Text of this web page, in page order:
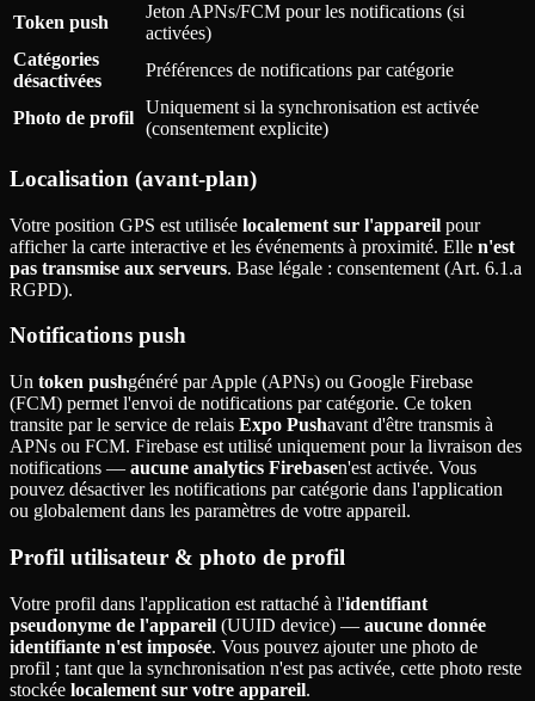
Token push
Jeton APNs/FCM pour les notifications (si
activées)
Catégories
désactivées
Préférences de notifications par catégorie
Photo de profil
Uniquement si la synchronisation est activée
(consentement explicite)
Localisation (avant-plan)
Votre position GPS est utilisée localement sur l'appareil pour
afficher la carte interactive et les événements à proximité. Elle n'est
pas transmise aux serveurs. Base légale : consentement (Art. 6.1.a
RGPD).
Notifications push
Un token pushgénéré par Apple (APNs) ou Google Firebase
(FCM) permet l'envoi de notifications par catégorie. Ce token
transite par le service de relais Expo Pushavant d'être transmis à
APNs ou FCM. Firebase est utilisé uniquement pour la livraison des
notifications — aucune analytics Firebasen'est activée. Vous
pouvez désactiver les notifications par catégorie dans l'application
ou globalement dans les paramètres de votre appareil.
Profil utilisateur & photo de profil
Votre profil dans l'application est rattaché à l'identifiant
pseudonyme de l'appareil (UUID device) — aucune donnée
identifiante n'est imposée. Vous pouvez ajouter une photo de
profil ; tant que la synchronisation n'est pas activée, cette photo reste
stockée localement sur votre appareil.